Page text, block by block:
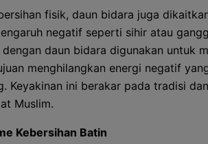
fisik, daun bidara juga
negatif seperti sihir atau
daun bidara digunakan untuk
menghilangkan energi negatif
Keyakinan ini berakar pada tradisi
Muslim.
Kebersihan Batin